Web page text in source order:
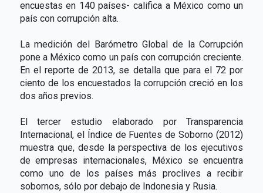
encuestas en 140 países- califica a México como un
país con corrupción alta.
La medición del Barómetro Global de la Corrupción
pone a México como un país con corrupción creciente.
En el reporte de 2013, se detalla que para el 72 por
ciento de los encuestados la corrupción creció en los
dos años previos.
El tercer estudio elaborado por Transparencia
Internacional, el Índice de Fuentes de Soborno (2012)
muestra que, desde la perspectiva de los ejecutivos
de empresas internacionales, México se encuentra
como uno de los países más proclives a recibir
sobornos, sólo por debajo de Indonesia y Rusia.